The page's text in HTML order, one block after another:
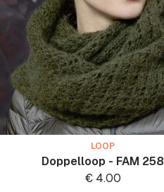
LOOP
Doppelloop - FAM 258
€ 4.00